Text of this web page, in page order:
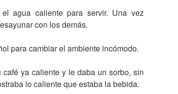
agua caliente para servir. Una vez
con los demás.
para cambiar el ambiente incómodo.
ya caliente y le daba un sorbo, sin
lo caliente que estaba la bebida.